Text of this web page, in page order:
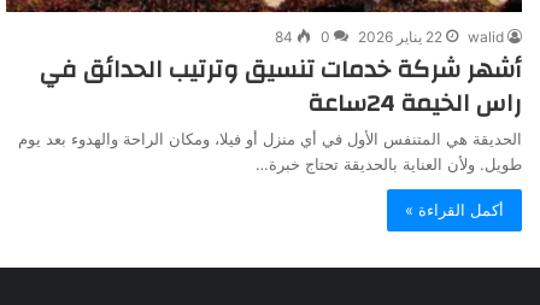
walid 22 يناير 2026 0
84
أشهر شركة خدمات تنسيق وترتيب الحدائق في
راس الخيمة 24ساعة
الحديقة هي المتنفس الأول في أي منزل أو فيلا، ومكان الراحة والهدوء بعد يوم
طويل. ولأن العناية بالحديقة تحتاج خبرة…
أكمل القراءة »